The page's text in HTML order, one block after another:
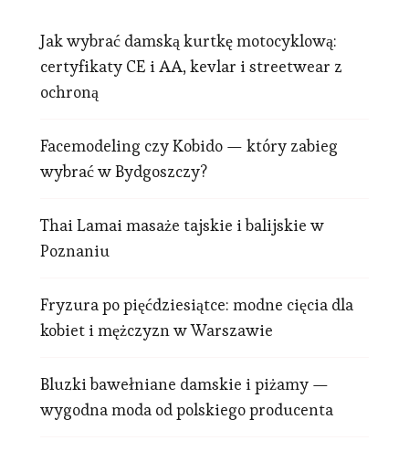
Jak wybrać damską kurtkę motocyklową:
certyfikaty CE i AA, kevlar i streetwear z
ochroną
Facemodeling czy Kobido — który zabieg
wybrać w Bydgoszczy?
Thai Lamai masaże tajskie i balijskie w
Poznaniu
Fryzura po pięćdziesiątce: modne cięcia dla
kobiet i mężczyzn w Warszawie
Bluzki bawełniane damskie i piżamy —
wygodna moda od polskiego producenta